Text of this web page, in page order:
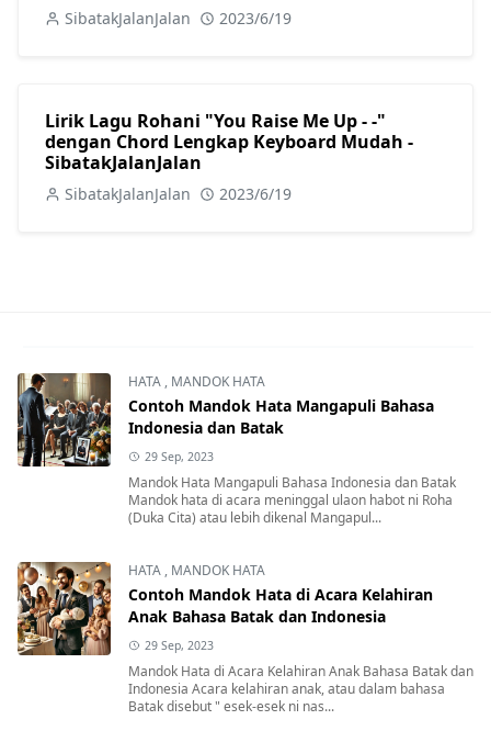
SibatakJalanJalan 2023/6/19
Lirik Lagu Rohani "You Raise Me Up - -"
dengan Chord Lengkap Keyboard Mudah -
SibatakJalanJalan
SibatakJalanJalan 2023/6/19
HATA , MANDOK HATA
Contoh Mandok Hata Mangapuli Bahasa
Indonesia dan Batak
29 Sep, 2023
Mandok Hata Mangapuli Bahasa Indonesia dan Batak
Mandok hata di acara meninggal ulaon habot ni Roha
(Duka Cita) atau lebih dikenal Mangapul...
HATA , MANDOK HATA
Contoh Mandok Hata di Acara Kelahiran
Anak Bahasa Batak dan Indonesia
29 Sep, 2023
Mandok Hata di Acara Kelahiran Anak Bahasa Batak dan
Indonesia Acara kelahiran anak, atau dalam bahasa
Batak disebut " esek-esek ni nas...